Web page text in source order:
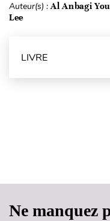
Auteur(s) :Al Anbagi
Lee
LIVRE
Ne manquez